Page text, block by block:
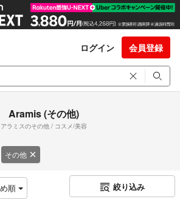
ログイン 会員登録
Aramis (その他)
アラミスのその他 / コスメ/美容
その他
順 絞り込み